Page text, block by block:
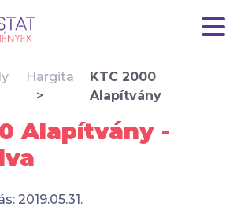
Hargita
KTC 2000
Alapítvány
Alapítvány -
2019.05.31.